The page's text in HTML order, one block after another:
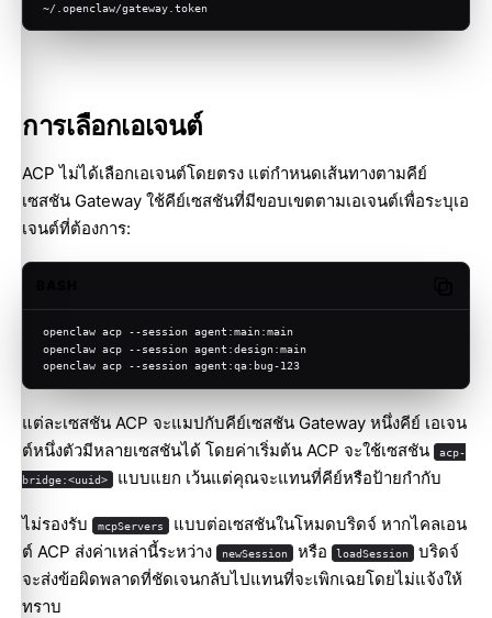
~/.openclaw/gateway.token
การเลือกเอเจนต์
ACP ไม่ได้เลือกเอเจนต์โดยตรง แต่กำหนดเส้นทางตามคีย์
เซสชัน Gateway ใช้คีย์เซสชันที่มีขอบเขตตามเอเจนต์เพื่อระบุเอ
เจนต์ที่ต้องการ:
openclaw acp --session agent:main:main
openclaw acp --session agent:design:main
openclaw acp --session agent:qa:bug-123
แต่ละเซสชัน ACP จะแมปกับคีย์เซสชัน Gateway หนึ่งคีย์ เอเจน
ต์หนึ่งตัวมีหลายเซสชันได้ โดยค่าเริ่มต้น ACP จะใช้เซสชัน
acp-
bridge:<uuid> แบบแยก เว้นแต่คุณจะแทนที่คีย์หรือป้ายกำกับ
ไม่รองรับ mcpServers แบบต่อเซสชันในโหมดบริดจ์ หากไคลเอน
ต์ ACP ส่งค่าเหล่านี้ระหว่าง
newSession หรือ loadSession
บริดจ์
จะส่งข้อผิดพลาดที่ชัดเจนกลับไปแทนที่จะเพิกเฉยโดยไม่แจ้งให้
ทราบ